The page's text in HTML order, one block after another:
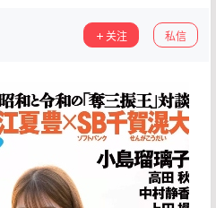
关注 私信